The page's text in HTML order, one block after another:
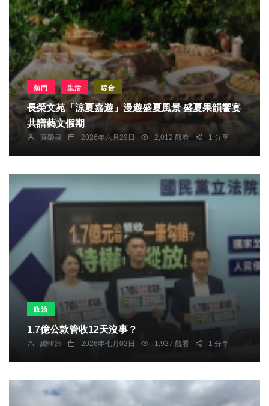
熱門 生活 綜合
長榮文苑「涼夏嘉遊」漫遊盛夏風景 盛夏果韻饗宴
共譜藝文假期
蘇榮泉 2026年六月29日 2,012 觀看 1 分享
政治
1.7億公款管收12天沒事？
編輯部 2026年七月02日 1,927 觀看 1 分享